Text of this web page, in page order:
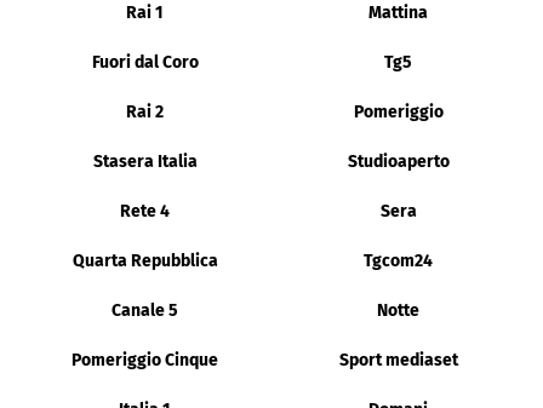
Rai 1 Mattina
Fuori dal Coro Tg5
Rai 2 Pomeriggio
Stasera Italia Studioaperto
Rete 4 Sera
Quarta Repubblica Tgcom24
Canale 5 Notte
Pomeriggio Cinque Sport mediaset